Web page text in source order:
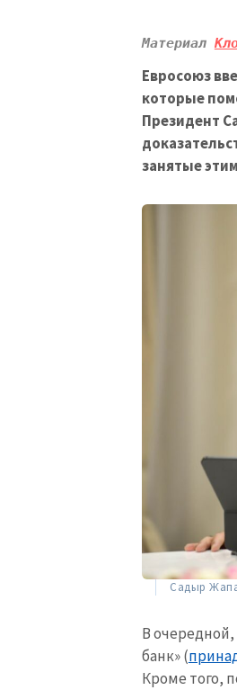
Материал
Евросоюз
которые
Президент
занятые
Садыр
В очередной,
банк» (
Кроме того,